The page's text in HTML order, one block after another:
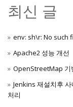
최신 글
env: sh\r: No such
Apache2 성능 개선
OpenStreetMap 기
Jenkins 재설치후
처리